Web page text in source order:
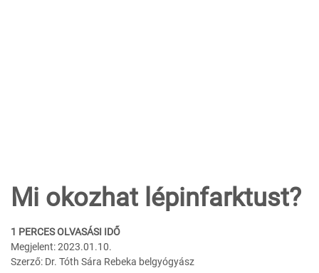
Mi okozhat lépinfarktust?
1 PERCES OLVASÁSI IDŐ
Megjelent: 2023.01.10.
Szerző: Dr. Tóth Sára Rebeka belgyógyász